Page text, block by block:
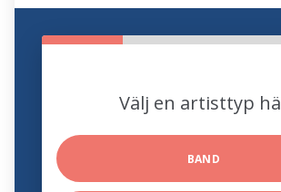
Välj en artisttyp
BAND